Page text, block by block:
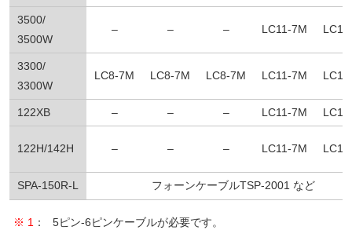
3500/
3500W
– – – LC11-7M
3300/
3300W
LC8-7M LC8-7M LC8-7M LC11-7M
122XB – – – LC11-7M
122H/142H – – – LC11-7M
SPA-150R-L フォーンケーブルTSP-2001 など
※ 1 ： 5ピン-6ピンケーブルが必要です。